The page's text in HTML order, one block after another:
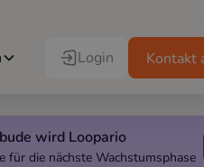
Login Kontakt
wird Loopario
für die nächste Wachstumsphase